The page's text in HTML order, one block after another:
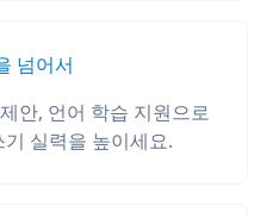
넘어서
안, 언어 학습 지원으로
실력을 높이세요.